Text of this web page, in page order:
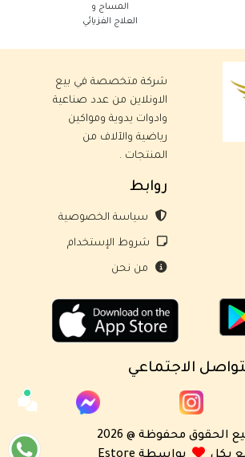
المساج و
العلاج الفزيائي
شركة متخصصة في بيع
الاونلاين من عدد صناعية
وادوات يدوية ومواكين
رياضية والآلاف من
المنتجات .
روابط
سياسة الخصوصية
شروط الإستخدام
من نحن
الاجتماعي
الحقوق محفوظة @ 2026